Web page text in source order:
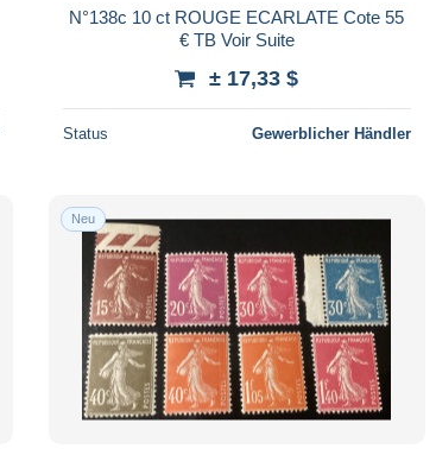
N°138c 10 ct ROUGE ECARLATE Cote 55
€ TB Voir Suite
± 17,33 $
Status Gewerblicher Händler
Neu